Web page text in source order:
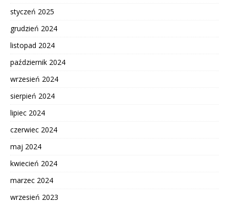
styczeń 2025
grudzień 2024
listopad 2024
październik 2024
wrzesień 2024
sierpień 2024
lipiec 2024
czerwiec 2024
maj 2024
kwiecień 2024
marzec 2024
wrzesień 2023